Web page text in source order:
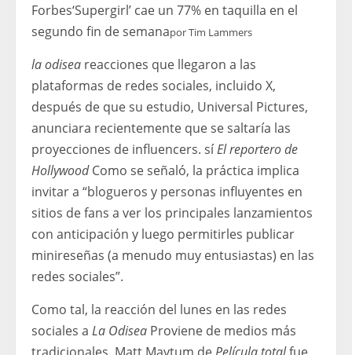
Forbes‘Supergirl’ cae un 77% en taquilla en el
segundo fin de semanaporTim Lammers
la odisea reacciones que llegaron a las
plataformas de redes sociales, incluido X,
después de que su estudio, Universal Pictures,
anunciara recientemente que se saltaría las
proyecciones de influencers. síEl reportero de
HollywoodComo se señaló, la práctica implica
invitar a “blogueros y personas influyentes en
sitios de fans a ver los principales lanzamientos
con anticipación y luego permitirles publicar
minireseñas (a menudo muy entusiastas) en las
redes sociales”.
Como tal, la reacción del lunes en las redes
sociales a La Odisea Proviene de medios más
tradicionales. Matt Maytum de Película totalfue